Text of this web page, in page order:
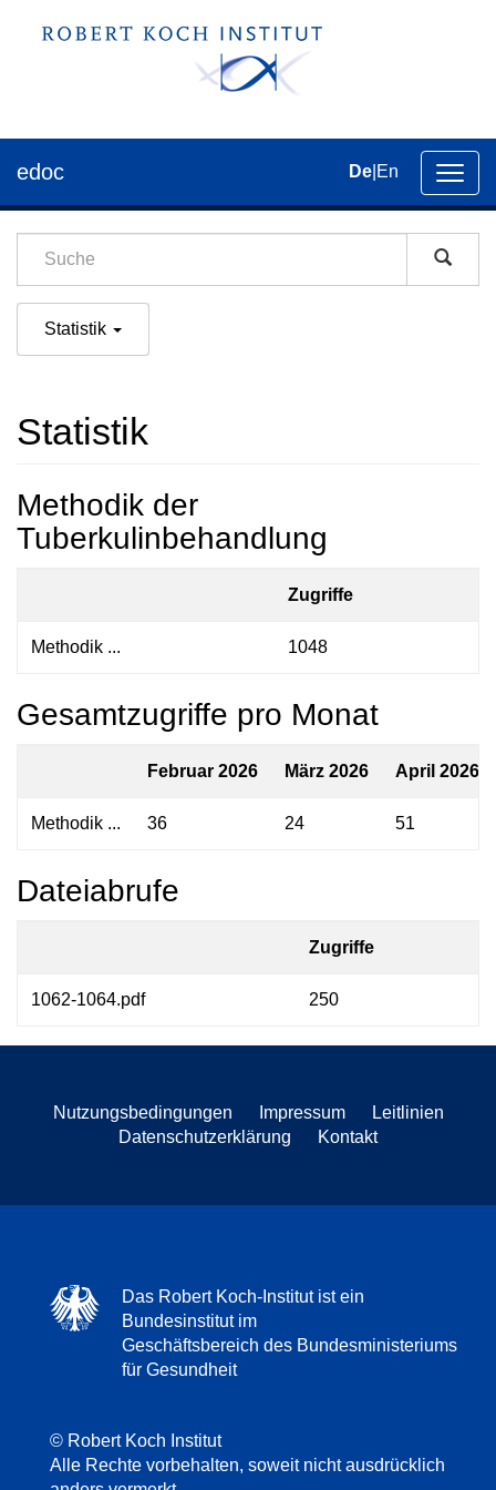
der
edoc De En
Statistik
Statistik
Methodik der
Tuberkulinbehandlung
Zugriffe
Methodik ... 1048
Gesamtzugriffe pro Monat
Februar 2026 März 2026 April 2026
Methodik ... 36 24 51
Dateiabrufe
Zugriffe
1062-1064.pdf 250
Nutzungsbedingungen Impressum
Leitlinien
Datenschutzerklärung
Kontakt
Das Robert Koch-Institut ist ein
Bundesinstitut im
Geschäftsbereich des Bundesministeriums
für Gesundheit
© Robert Koch Institut
Alle Rechte vorbehalten, soweit nicht ausdrücklich